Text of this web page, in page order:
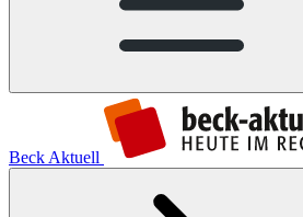
Beck Aktuell